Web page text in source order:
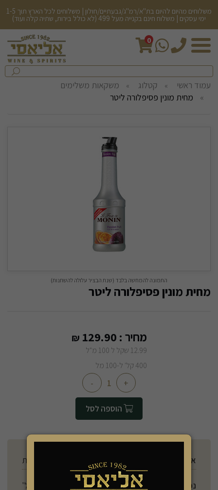
משלוחים מהיום להיום בת"א/רמ"ג/גבעתיים/חולון | משלוחים לכל הארץ תוך 1-5
ימי עסקים | משלוח חינם בקנייה מעל 499 (לא כולל בירות, שתיה קלה ועוד)
0
חיפש
בחנות...
עמוד ראשי קטלוג
משקאות משלימים
מחית מונין פסיפלורה ליטר
התמונה להמחשה בלבד (שנת הבציר עלולה להשתנות)
מחית מונין פסיפלורה ליטר
מחיר : 129.90
₪
12.99 שקל ל 100 מ"ל
400 קל' ל-100 מל
+
-
ארץ ייצור צרפת
נפח